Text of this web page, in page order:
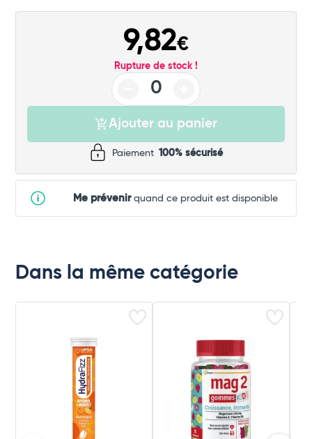
9,82€
Rupture de stock !
Ajouter au panier
Paiement 100% sécurisé
Me prévenirquand ce produit est disponible
Dans la même catégorie